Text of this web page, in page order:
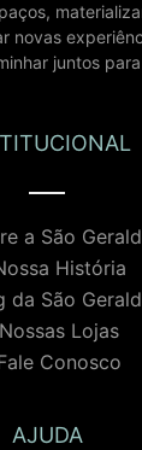
novas
juntos
a São
História
da São
Nossas Lojas
Conosco
AJUDA